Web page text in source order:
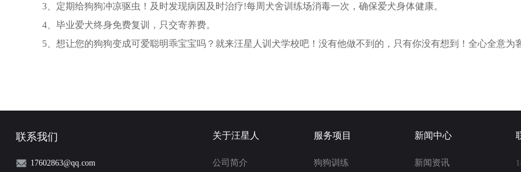
3、定期给狗狗冲凉驱虫！及时发现病因及时治疗!每周犬舍训练场消毒一次，确保爱犬身体健康。
4、毕业爱犬终身免费复训，只交寄养费。
5、想让您的狗狗变成可爱聪明乖宝宝吗？就来汪星人训犬学校吧！没有他做不到的，只有你没有想到！全心全意为
联系我们
17602863@qq.com
关于汪星人
公司简介
服务项目
狗狗训练
新闻中心
新闻资讯